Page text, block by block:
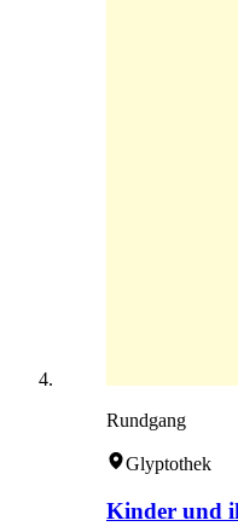
Rundgang
Glyptothek
Kinder und